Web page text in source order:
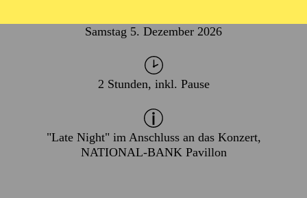
Samstag 5. Dezember 2026
2 Stunden, inkl. Pause
"Late Night" im Anschluss an das Konzert,
NATIONAL-BANK Pavillon